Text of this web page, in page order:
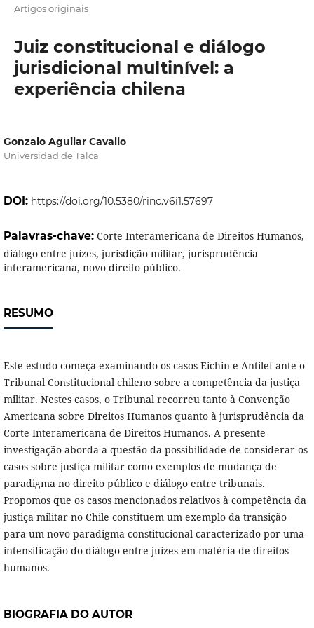
Artigos originais
Juiz constitucional e diálogo
jurisdicional multinível: a
experiência chilena
Gonzalo Aguilar Cavallo
Universidad de Talca
DOI: https://doi.org/10.5380/rinc.v6i1.57697
Palavras-chave: Corte Interamericana de Direitos Humanos,
diálogo entre juízes, jurisdição militar, jurisprudência
interamericana, novo direito público.
RESUMO
Este estudo começa examinando os casos Eichin e Antilef ante o
Tribunal Constitucional chileno sobre a competência da justiça
militar. Nestes casos, o Tribunal recorreu tanto à Convenção
Americana sobre Direitos Humanos quanto à jurisprudência da
Corte Interamericana de Direitos Humanos. A presente
investigação aborda a questão da possibilidade de considerar os
casos sobre justiça militar como exemplos de mudança de
paradigma no direito público e diálogo entre tribunais.
Propomos que os casos mencionados relativos à competência da
justiça militar no Chile constituem um exemplo da transição
para um novo paradigma constitucional caracterizado por uma
intensificação do diálogo entre juízes em matéria de direitos
humanos.
BIOGRAFIA DO AUTOR